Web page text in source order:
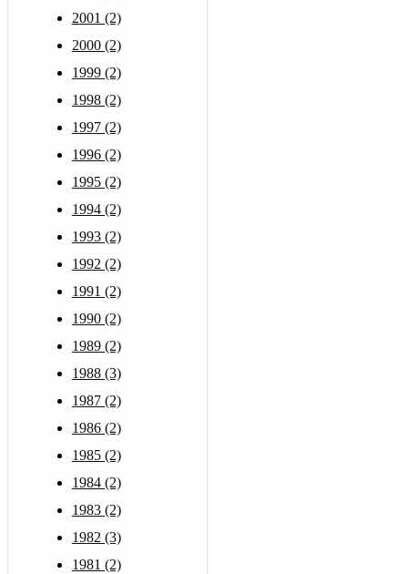
2001 (2)
2000 (2)
1999 (2)
1998 (2)
1997 (2)
1996 (2)
1995 (2)
1994 (2)
1993 (2)
1992 (2)
1991 (2)
1990 (2)
1989 (2)
1988 (3)
1987 (2)
1986 (2)
1985 (2)
1984 (2)
1983 (2)
1982 (3)
1981 (2)